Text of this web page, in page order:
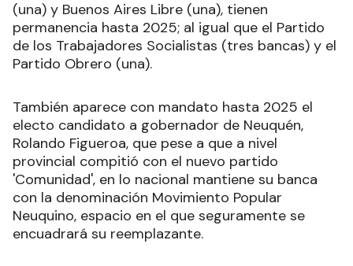
(una) y Buenos Aires Libre (una), tienen
permanencia hasta 2025; al igual que el Partido
de los Trabajadores Socialistas (tres bancas) y el
Partido Obrero (una).
También aparece con mandato hasta 2025 el
electo candidato a gobernador de Neuquén,
Rolando Figueroa, que pese a que a nivel
provincial compitió con el nuevo partido
'Comunidad', en lo nacional mantiene su banca
con la denominación Movimiento Popular
Neuquino, espacio en el que seguramente se
encuadrará su reemplazante.